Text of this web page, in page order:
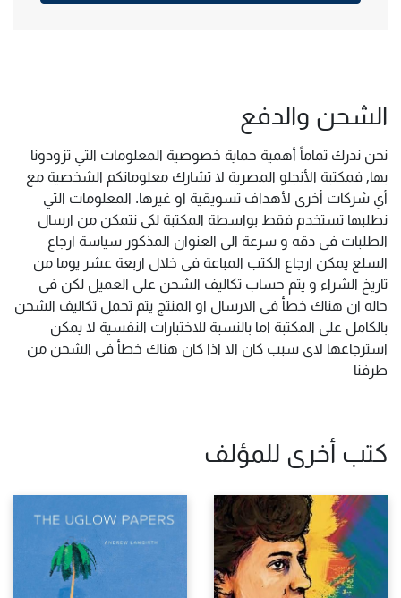
الشحن والدفع
نحن ندرك تماماً أهمية حماية خصوصية المعلومات التي تزودونا
بها, فمكتبة الأنجلو المصرية لا تشارك معلوماتكم الشخصية مع
أي شركات أخرى لأهداف تسويقية او غيرها. المعلومات التي
نطلبها تستخدم فقط بواسطة المكتبة لكى نتمكن من ارسال
الطلبات فى دقه و سرعة الى العنوان المذكور سياسة ارجاع
السلع يمكن ارجاع الكتب المباعة فى خلال اربعة عشر يوما من
تاريخ الشراء و يتم حساب تكاليف الشحن على العميل لكن فى
حاله ان هناك خطأ فى الارسال او المنتج يتم تحمل تكاليف الشحن
بالكامل على المكتبة اما بالنسبة للاختبارات النفسية لا يمكن
استرجاعها لاى سبب كان الا اذا كان هناك خطأ فى الشحن من
طرفنا
كتب أخرى للمؤلف